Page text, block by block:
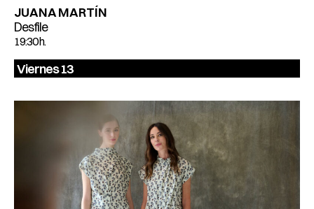
JUANA MARTÍN
Desfile
19:30 h.
Viernes 13